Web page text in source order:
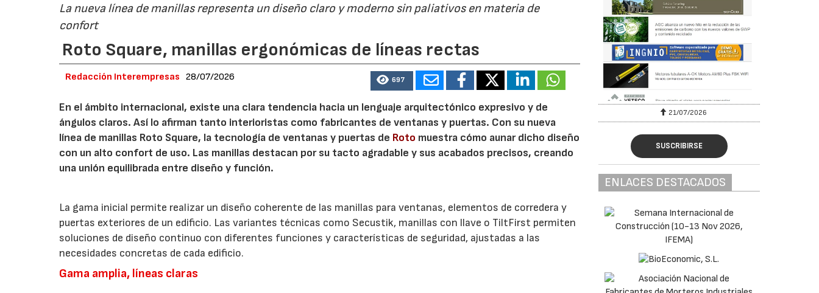
La nueva línea de manillas representa un diseño claro y moderno sin paliativos en materia de
confort
Roto Square, manillas ergonómicas de líneas rectas
Redacción Interempresas 28/07/2026 697
En el ámbito internacional, existe una clara tendencia hacia un lenguaje arquitectónico expresivo y de
ángulos claros. Así lo afirman tanto interioristas como fabricantes de ventanas y puertas. Con su nueva
línea de manillas Roto Square, la tecnología de ventanas y puertas de Roto muestra cómo aunar dicho diseño
con un alto confort de uso. Las manillas destacan por su tacto agradable y sus acabados precisos, creando
una unión equilibrada entre diseño y función.
La gama inicial permite realizar un diseño coherente de las manillas para ventanas, elementos de corredera y
puertas exteriores de un edificio. Las variantes técnicas como Secustik, manillas con llave o TiltFirst permiten
soluciones de diseño continuo con diferentes funciones y características de seguridad, ajustadas a las
necesidades concretas de cada edificio.
Gama amplia, líneas claras
21/07/2026 28/07/2026 21/07/2026
SUSCRIBIRSE
ENLACES DESTACADOS